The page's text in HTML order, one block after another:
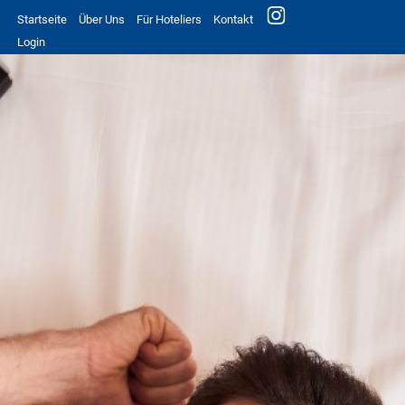
Startseite Über Uns Für Hoteliers
Kontakt
Login